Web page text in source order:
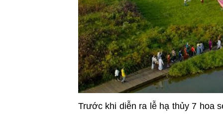
Trước khi diễn ra lễ hạ thủy 7 hoa